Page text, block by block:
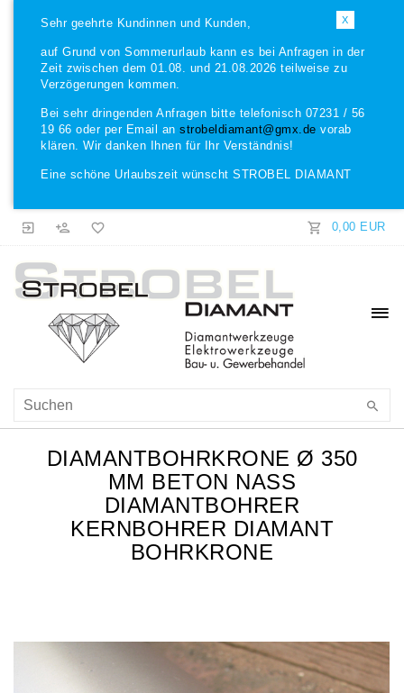
X
Sehr geehrte Kundinnen und Kunden,
auf Grund von Sommerurlaub kann es bei Anfragen in der
Zeit zwischen dem 01.08. und 21.08.2026 teilweise zu
Verzögerungen kommen.
Bei sehr dringenden Anfragen bitte telefonisch 07231 / 56
19 66 oder per Email an strobeldiamant@gmx.de vorab
klären. Wir danken Ihnen für Ihr Verständnis!
Eine schöne Urlaubszeit wünscht STROBEL DIAMANT
0,00 EUR
DIAMANTBOHRKRONE Ø 350
MM BETON NASS
DIAMANTBOHRER
KERNBOHRER DIAMANT
BOHRKRONE